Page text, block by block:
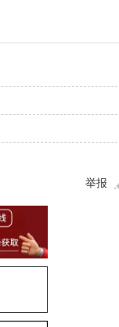
举报